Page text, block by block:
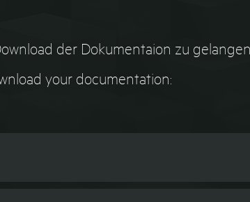
der Dokumentaion zu
your documentation: